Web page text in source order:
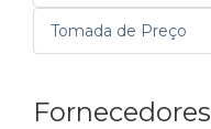
Tomada de Preço
Fornecedores